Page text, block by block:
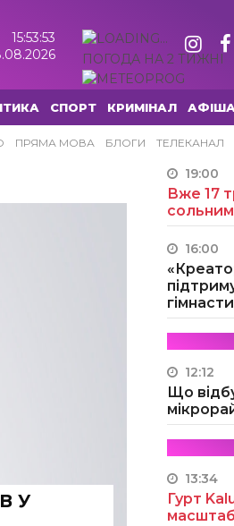
15:53:54
ПОГОДА НА 2 ТИЖНІ
СПОРТ КРИМІНАЛ АФІША
ПРЯМА МОВА БЛОГИ ТЕЛЕКАНАЛ
У
19:00
Вже 17
16:00
12:12
Що
13:34
Гурт